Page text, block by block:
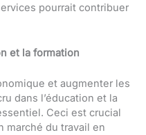
pourrait contribuer
et la formation
et augmenter les
dans l’éducation et la
Ceci est crucial
marché du travail en